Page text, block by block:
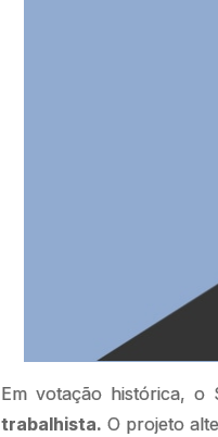
Em votação histórica, o
trabalhista. O projeto